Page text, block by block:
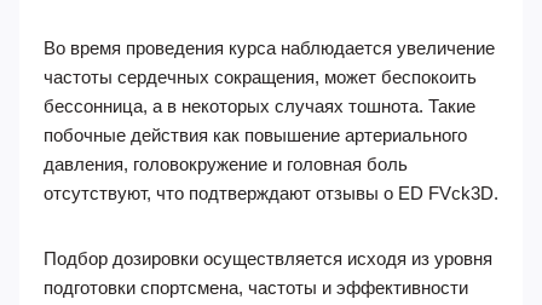
Во время проведения курса наблюдается увеличение
частоты сердечных сокращения, может беспокоить
бессонница, а в некоторых случаях тошнота. Такие
побочные действия как повышение артериального
давления, головокружение и головная боль
отсутствуют, что подтверждают отзывы о ED FVck3D.
Подбор дозировки осуществляется исходя из уровня
подготовки спортсмена, частоты и эффективности